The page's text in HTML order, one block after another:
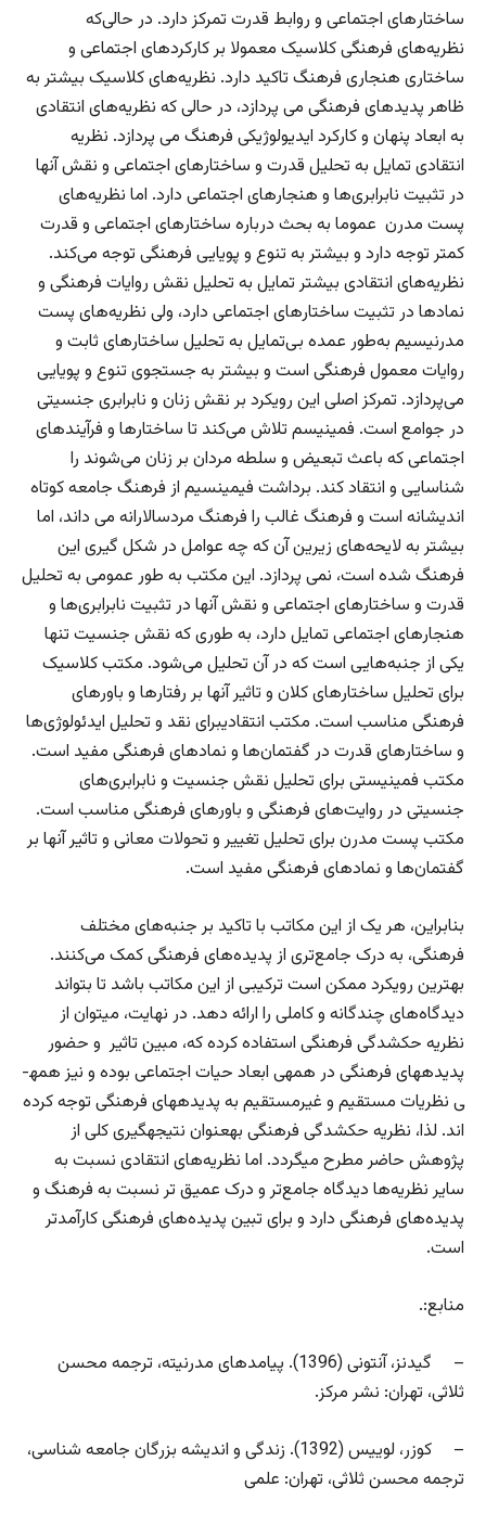
ساختار‌های اجتماعی و روابط قدرت تمرکز دارد. در حالی‌که
نظریه‌‌های فرهنگی کلاسیک معمولا بر کارکرد‌های اجتماعی و
ساختاری هنجاری فرهنگ تاکید دارد. نظریه‌های کلاسیک بیشتر به
ظاهر پدید‌های فرهنگی می پردازد، در حالی که نظریه‌‌های انتقادی
به ابعاد پنهان و کارکرد ایدیولوژیکی فرهنگ می پردازد. نظریه
انتقادی تمایل به تحلیل قدرت و ساختارهای اجتماعی و نقش آنها
در تثبیت نابرابری‌ها و هنجارهای اجتماعی دارد. اما نظریه‌های
پست مدرن عموما به بحث درباره ساختارهای اجتماعی و قدرت
کمتر توجه دارد و بیشتر به تنوع و پویایی فرهنگی توجه می‌کند.
نظریه‌های انتقادی بیشتر تمایل به تحلیل نقش روایات فرهنگی و
نمادها در تثبیت ساختارهای اجتماعی دارد، ولی نظریه‌های پست
مدرنیسیم به‌طور عمده بی‌تمایل به تحلیل ساختارهای ثابت و
روایات معمول فرهنگی است و بیشتر به جستجوی تنوع و پویایی
می‌پردازد. تمرکز اصلی این رویکرد بر نقش زنان و نابرابری جنسیتی
در جوامع است. فمینیسم تلاش می‌کند تا ساختارها و فرآیندهای
اجتماعی که باعث تبعیض و سلطه مردان بر زنان می‌شوند را
شناسایی و انتقاد کند. برداشت فیمینسیم از فرهنگ جامعه کوتاه
اندیشانه است و فرهنگ غالب را فرهنگ مردسالارانه می داند، اما
بیشتر به لایحه‌های زیرین آن که چه عوامل در شکل گیری این
فرهنگ شده است، نمی پردازد. این مکتب به طور عمومی به تحلیل
قدرت و ساختارهای اجتماعی و نقش آنها در تثبیت نابرابری‌ها و
هنجارهای اجتماعی تمایل دارد، به طوری که نقش جنسیت تنها
یکی از جنبه‌هایی است که در آن تحلیل می‌شود. مکتب کلاسیک
برای تحلیل ساختارهای کلان و تاثیر آنها بر رفتارها و باورهای
فرهنگی مناسب است. مکتب انتقادیبرای نقد و تحلیل ایدئولوژی‌ها
و ساختارهای قدرت در گفتمان‌ها و نمادهای فرهنگی مفید است.
مکتب فمینیستی برای تحلیل نقش جنسیت و نابرابری‌های
جنسیتی در روایت‌های فرهنگی و باورهای فرهنگی مناسب است.
مکتب پست مدرن برای تحلیل تغییر و تحولات معانی و تاثیر آنها بر
گفتمان‌ها و نمادهای فرهنگی مفید است.
بنابراین، هر یک از این مکاتب با تاکید بر جنبه‌های مختلف
فرهنگی، به درک جامع‌تری از پدیده‌های فرهنگی کمک می‌کنند.
بهترین رویکرد ممکن است ترکیبی از این مکاتب باشد تا بتواند
دیدگاه‌های چندگانه و کاملی را ارائه دهد. در نهایت، می­توان از
نظریه حک­شدگی فرهنگی استفاده کرده که، مبین تاثیر و حضور
پدیده­های فرهنگی در همه­ی ابعاد حیات اجتماعی بوده و نیز همه­
ی نظریات مستقیم و غیرمستقیم به پدیده­های فرهنگی توجه کرده
اند. لذا، نظریه حک­شدگی فرهنگی به­عنوان نتیجه­گیری کلی از
پژوهش حاضر مطرح می­گردد. اما نظریه‌های انتقادی نسبت به
سایر نظریه‌ها دیدگاه جامع‌تر و درک عمیق تر نسبت به فرهنگ و
پدیده‌های فرهنگی دارد و برای تبین پدیده‌های فرهنگی کارآمدتر
است.
منابع:.
– گیدنز، آنتونی (1396). پیامدهای مدرنیته، ترجمه محسن
ثلاثی، تهران: نشر مرکز.
– کوزر، لوییس (1392). زندگی و اندیشه بزرگان جامعه شناسی،
ترجمه محسن ثلاثی، تهران: علمی